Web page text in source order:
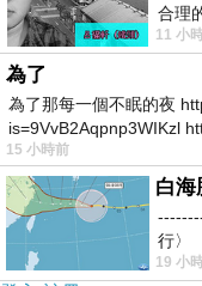
合理
要編
11 小
為了
為了那每一個不眠的夜
is=9VvB2Aqpnp3WIKzl
15 小時前
白海
行〉
19 小